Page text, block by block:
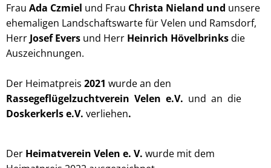
Frau Ada Czmiel und Frau Christa Nieland und unsere
ehemaligen Landschaftswarte für Velen und Ramsdorf,
Herr Josef Evers und Herr Heinrich Hövelbrinksdie
Auszeichnungen.
Der Heimatpreis 2021 wurde an den
Rassegeflügelzuchtverein Velen e.V. und an die
Doskerkerls e.V. verliehen.
Der Heimatverein Velen e. V. wurde mit dem